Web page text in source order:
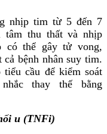
tim từ 5 đến 7
tâm thu thất và nhịp
có thể gây tử vong,
bệnh nhân suy tim.
tiểu cầu để kiểm soát
thay thế bằng
u (TNFi)